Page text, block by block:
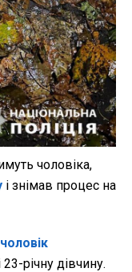
чоловіка,
і знімав процес на
річну дівчину.